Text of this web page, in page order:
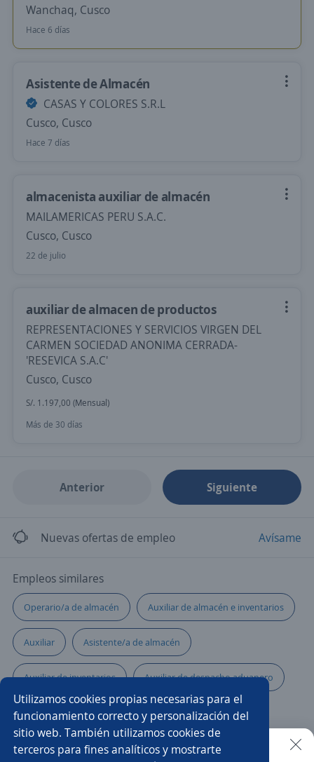
Wanchaq, Cusco
Hace 6 días
Asistente de Almacén
CASAS Y COLORES S.R.L
Cusco, Cusco
Hace 7 días
almacenista auxiliar de almacén
MAILAMERICAS PERU S.A.C.
Cusco, Cusco
22 de julio
auxiliar de almacen de productos
REPRESENTACIONES Y SERVICIOS VIRGEN DEL
CARMEN SOCIEDAD ANONIMA CERRADA-
'RESEVICA S.A.C'
Cusco, Cusco
S/. 1.197,00 (Mensual)
Más de 30 días
Anterior Siguiente
Nuevas ofertas de empleo Avísame
Empleos similares
Operario/a de almacén Auxiliar de almacén e inventarios
Auxiliar Asistente/a de almacén
Auxiliar de inventarios Auxiliar de despacho aduanero
Auxiliar contable Ayudante general chófer
Asistente/a de logística Auxiliar de cocina
Utilizamos cookies propias necesarias para el
funcionamiento correcto y personalización del
sitio web. También utilizamos cookies de
terceros para fines analíticos y mostrarte